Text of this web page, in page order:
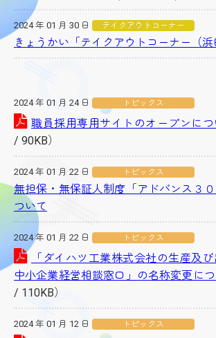
2024 年 01 月 30 日 テイクアウトコーナー
きょうかい「テイクアウトコーナー（
2024 年 01 月 24 日 トピックス
職員採用専用サイトのオープンに
/ 90KB）
2024 年 01 月 22 日 トピックス
無担保・無保証人制度「アドバンス３
ついて
2024 年 01 月 22 日 トピックス
「ダイハツ工業株式会社の生産及
中小企業経営相談窓口」の名称変更に
/ 110KB）
2024 年 01 月 12 日 トピックス